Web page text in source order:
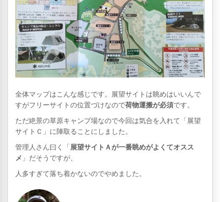
全体マップはこんな感じです。展望サイトは眺めはいいんで
すがフリーサイトの位置づけなので荷物運搬が必須です。
ただ絶景の草原キャンプ場なので今回は気合を入れて「展望
サイトＣ」に陣取ることにしました。
管理人さん曰く「展望サイトＡが一番眺めがよくてオスス
メ 」だそうですが、
人多すぎて落ち着かないのでやめました。